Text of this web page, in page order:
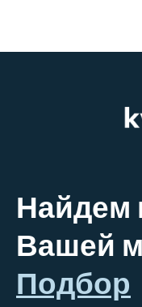
Найдем
Вашей
Подбор